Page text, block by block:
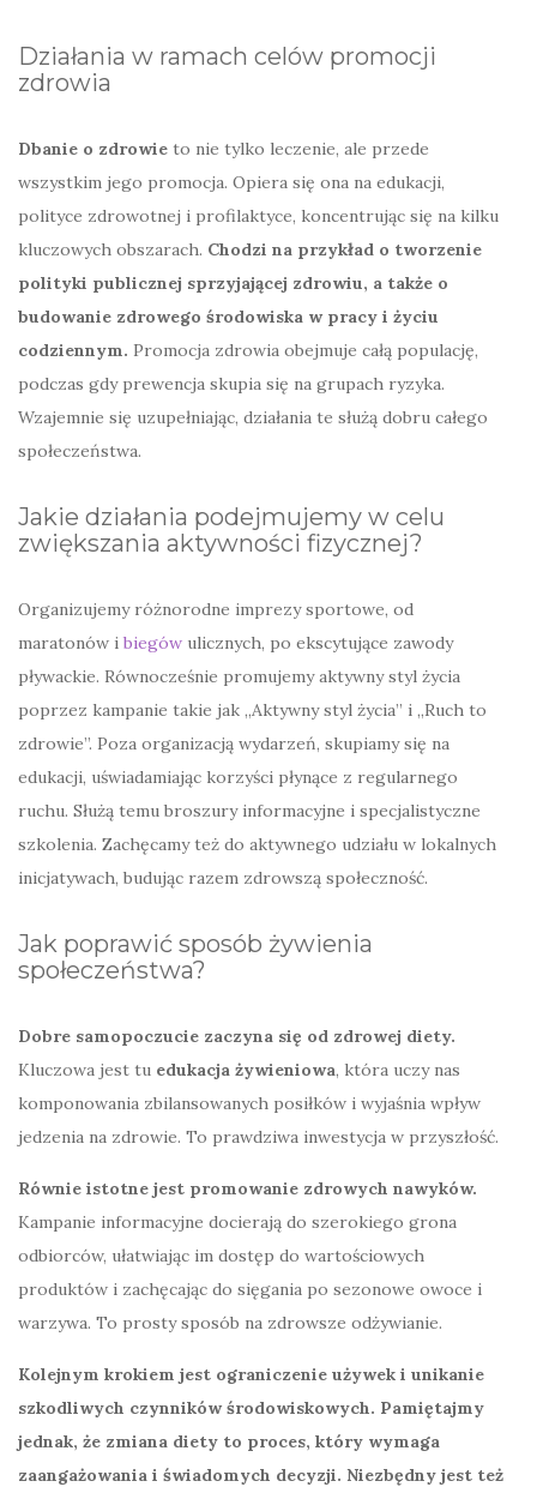
Działania w ramach celów promocji
zdrowia
Dbanie o zdrowie to nie tylko leczenie, ale przede
wszystkim jego promocja. Opiera się ona na edukacji,
polityce zdrowotnej i profilaktyce, koncentrując się na kilku
kluczowych obszarach. Chodzi na przykład o tworzenie
polityki publicznej sprzyjającej zdrowiu, a także o
budowanie zdrowego środowiska w pracy i życiu
codziennym. Promocja zdrowia obejmuje całą populację,
podczas gdy prewencja skupia się na grupach ryzyka.
Wzajemnie się uzupełniając, działania te służą dobru całego
społeczeństwa.
Jakie działania podejmujemy w celu
zwiększania aktywności fizycznej?
Organizujemy różnorodne imprezy sportowe, od
maratonów i biegów ulicznych, po ekscytujące zawody
pływackie. Równocześnie promujemy aktywny styl życia
poprzez kampanie takie jak „Aktywny styl życia” i „Ruch to
zdrowie”. Poza organizacją wydarzeń, skupiamy się na
edukacji, uświadamiając korzyści płynące z regularnego
ruchu. Służą temu broszury informacyjne i specjalistyczne
szkolenia. Zachęcamy też do aktywnego udziału w lokalnych
inicjatywach, budując razem zdrowszą społeczność.
Jak poprawić sposób żywienia
społeczeństwa?
Dobre samopoczucie zaczyna się od zdrowej diety.
Kluczowa jest tu edukacja żywieniowa, która uczy nas
komponowania zbilansowanych posiłków i wyjaśnia wpływ
jedzenia na zdrowie. To prawdziwa inwestycja w przyszłość.
Równie istotne jest promowanie zdrowych nawyków.
Kampanie informacyjne docierają do szerokiego grona
odbiorców, ułatwiając im dostęp do wartościowych
produktów i zachęcając do sięgania po sezonowe owoce i
warzywa. To prosty sposób na zdrowsze odżywianie.
Kolejnym krokiem jest ograniczenie używek i unikanie
szkodliwych czynników środowiskowych. Pamiętajmy
jednak, że zmiana diety to proces, który wymaga
zaangażowania i świadomych decyzji. Niezbędny jest też